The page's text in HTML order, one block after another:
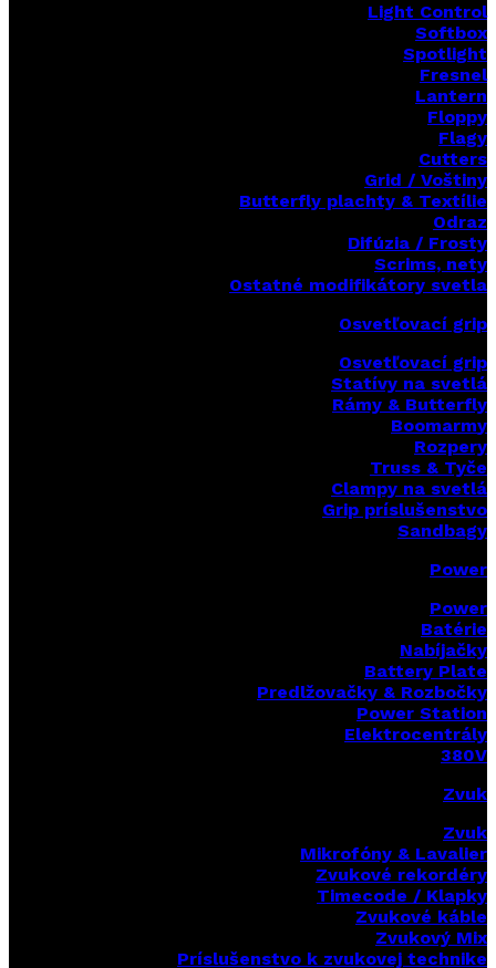
Light Control
Softbox
Spotlight
Fresnel
Lantern
Floppy
Flagy
Cutters
Grid / Voštiny
Butterfly plachty & Textílie
Odraz
Difúzia / Frosty
Scrims, nety
Ostatné modifikátory svetla
Osvetľovací grip
Osvetľovací grip
Statívy na svetlá
Rámy & Butterfly
Boomarmy
Rozpery
Truss & Tyče
Clampy na svetlá
Grip príslušenstvo
Sandbagy
Power
Power
Batérie
Nabíjačky
Battery Plate
Predlžovačky & Rozbočky
Power Station
Elektrocentrály
380V
Zvuk
Zvuk
Mikrofóny & Lavalier
Zvukové rekordéry
Timecode / Klapky
Zvukové káble
Zvukový Mix
Príslušenstvo k zvukovej technike